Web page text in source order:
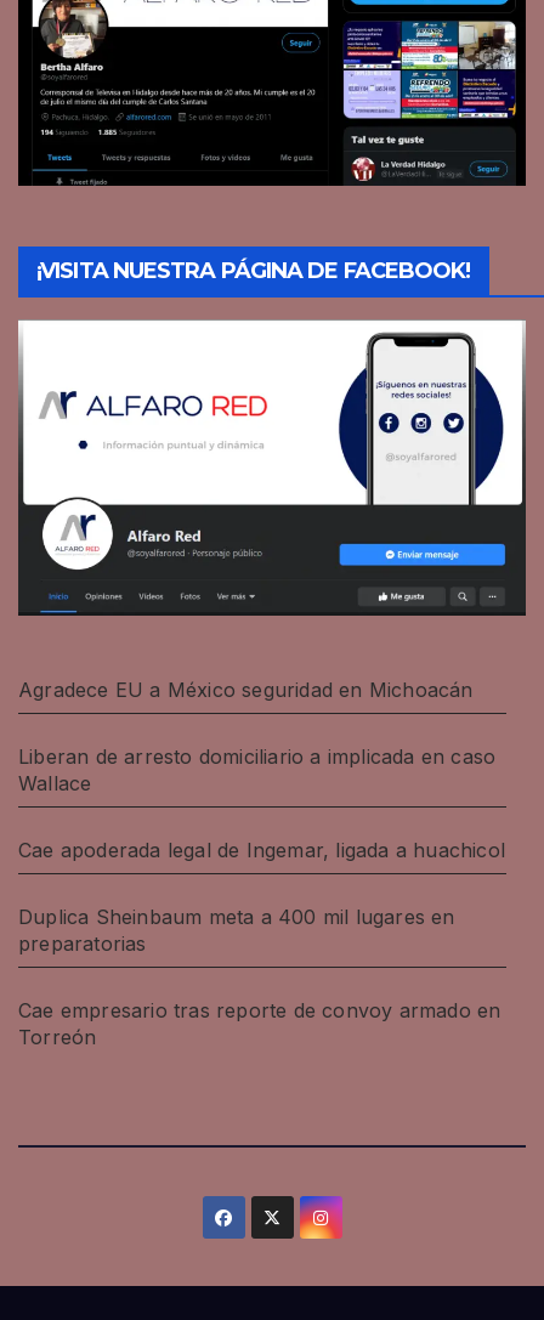
¡VISITA NUESTRA PÁGINA DE FACEBOOK!
Agradece EU a México seguridad en Michoacán
Liberan de arresto domiciliario a implicada en caso
Wallace
Cae apoderada legal de Ingemar, ligada a huachicol
Duplica Sheinbaum meta a 400 mil lugares en
preparatorias
Cae empresario tras reporte de convoy armado en
Torreón